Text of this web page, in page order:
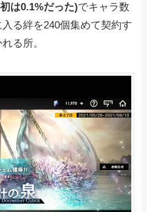
は0.1%だった)でキャラ数
る絆を240個集めて契約す
る所。